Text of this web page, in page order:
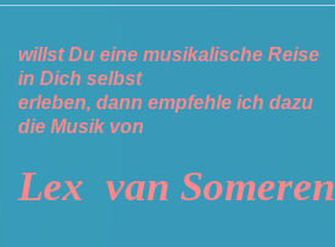
willst Du eine musikalische Reise
in Dich selbst
erleben, dann empfehle ich dazu
die Musik von
Lex van Someren